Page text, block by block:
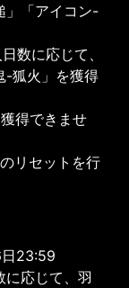
」「アイコン-
数に応じて、
-狐火」を獲得
得できませ
リセットを行
23:59
に応じて、羽